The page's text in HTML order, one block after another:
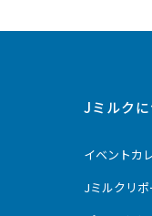
Jミルク
イベントカ
Jミルクリポ